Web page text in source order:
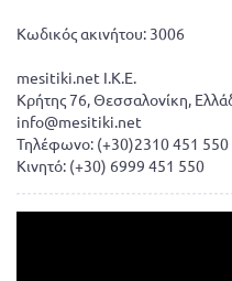
Κωδικός ακινήτου: 3006
mesitiki.net I.K.E.
Κρήτης 76, Θεσσαλονίκη,
info@mesitiki.net
Τηλέφωνο: (+30)2310 451 550
Κινητό: (+30) 6999 451 550